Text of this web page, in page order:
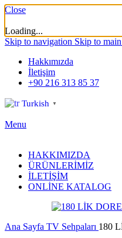
Close
Loading...
Skip to navigation Skip to
Hakkımızda
İletişim
+90 216 313 85 37
Turkish ▼
Menu
HAKKIMIZDA
ÜRÜNLERİMİZ
İLETİŞİM
ONLİNE KATALOG
Ana Sayfa TV Sehpaları 180